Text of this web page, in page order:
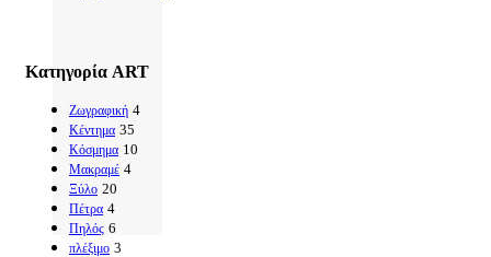
Κατηγορία ART
Ζωγραφική 4
Κέντημα 35
Κόσμημα 10
Μακραμέ 4
Ξύλο 20
Πέτρα 4
Πηλός 6
πλέξιμο 3